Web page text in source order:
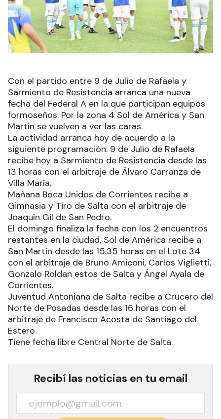
Con el partido entre 9 de Julio de Rafaela y
Sarmiento de Resistencia arranca una nueva
fecha del Federal A en la que participan equipos
formoseños. Por la zona 4 Sol de América y San
Martín se vuelven a ver las caras.
La actividad arranca hoy de acuerdo a la
siguiente programación: 9 de Julio de Rafaela
recibe hoy a Sarmiento de Resistencia desde las
13 horas con el arbitraje de Álvaro Carranza de
Villa María.
Mañana Boca Unidos de Corrientes recibe a
Gimnasia y Tiro de Salta con el arbitraje de
Joaquín Gil de San Pedro.
El domingo finaliza la fecha con los 2 encuentros
restantes en la ciudad, Sol de América recibe a
San Martín desde las 15.35 horas en el Lote 34
con el arbitraje de Bruno Amiconi, Carlos Viglietti,
Gonzalo Roldan estos de Salta y Ángel Ayala de
Corrientes.
Juventud Antoniana de Salta recibe a Crucero del
Norte de Posadas desde las 16 horas con el
arbitraje de Francisco Acosta de Santiago del
Estero.
Tiene fecha libre Central Norte de Salta.
Recibí las noticias en tu email